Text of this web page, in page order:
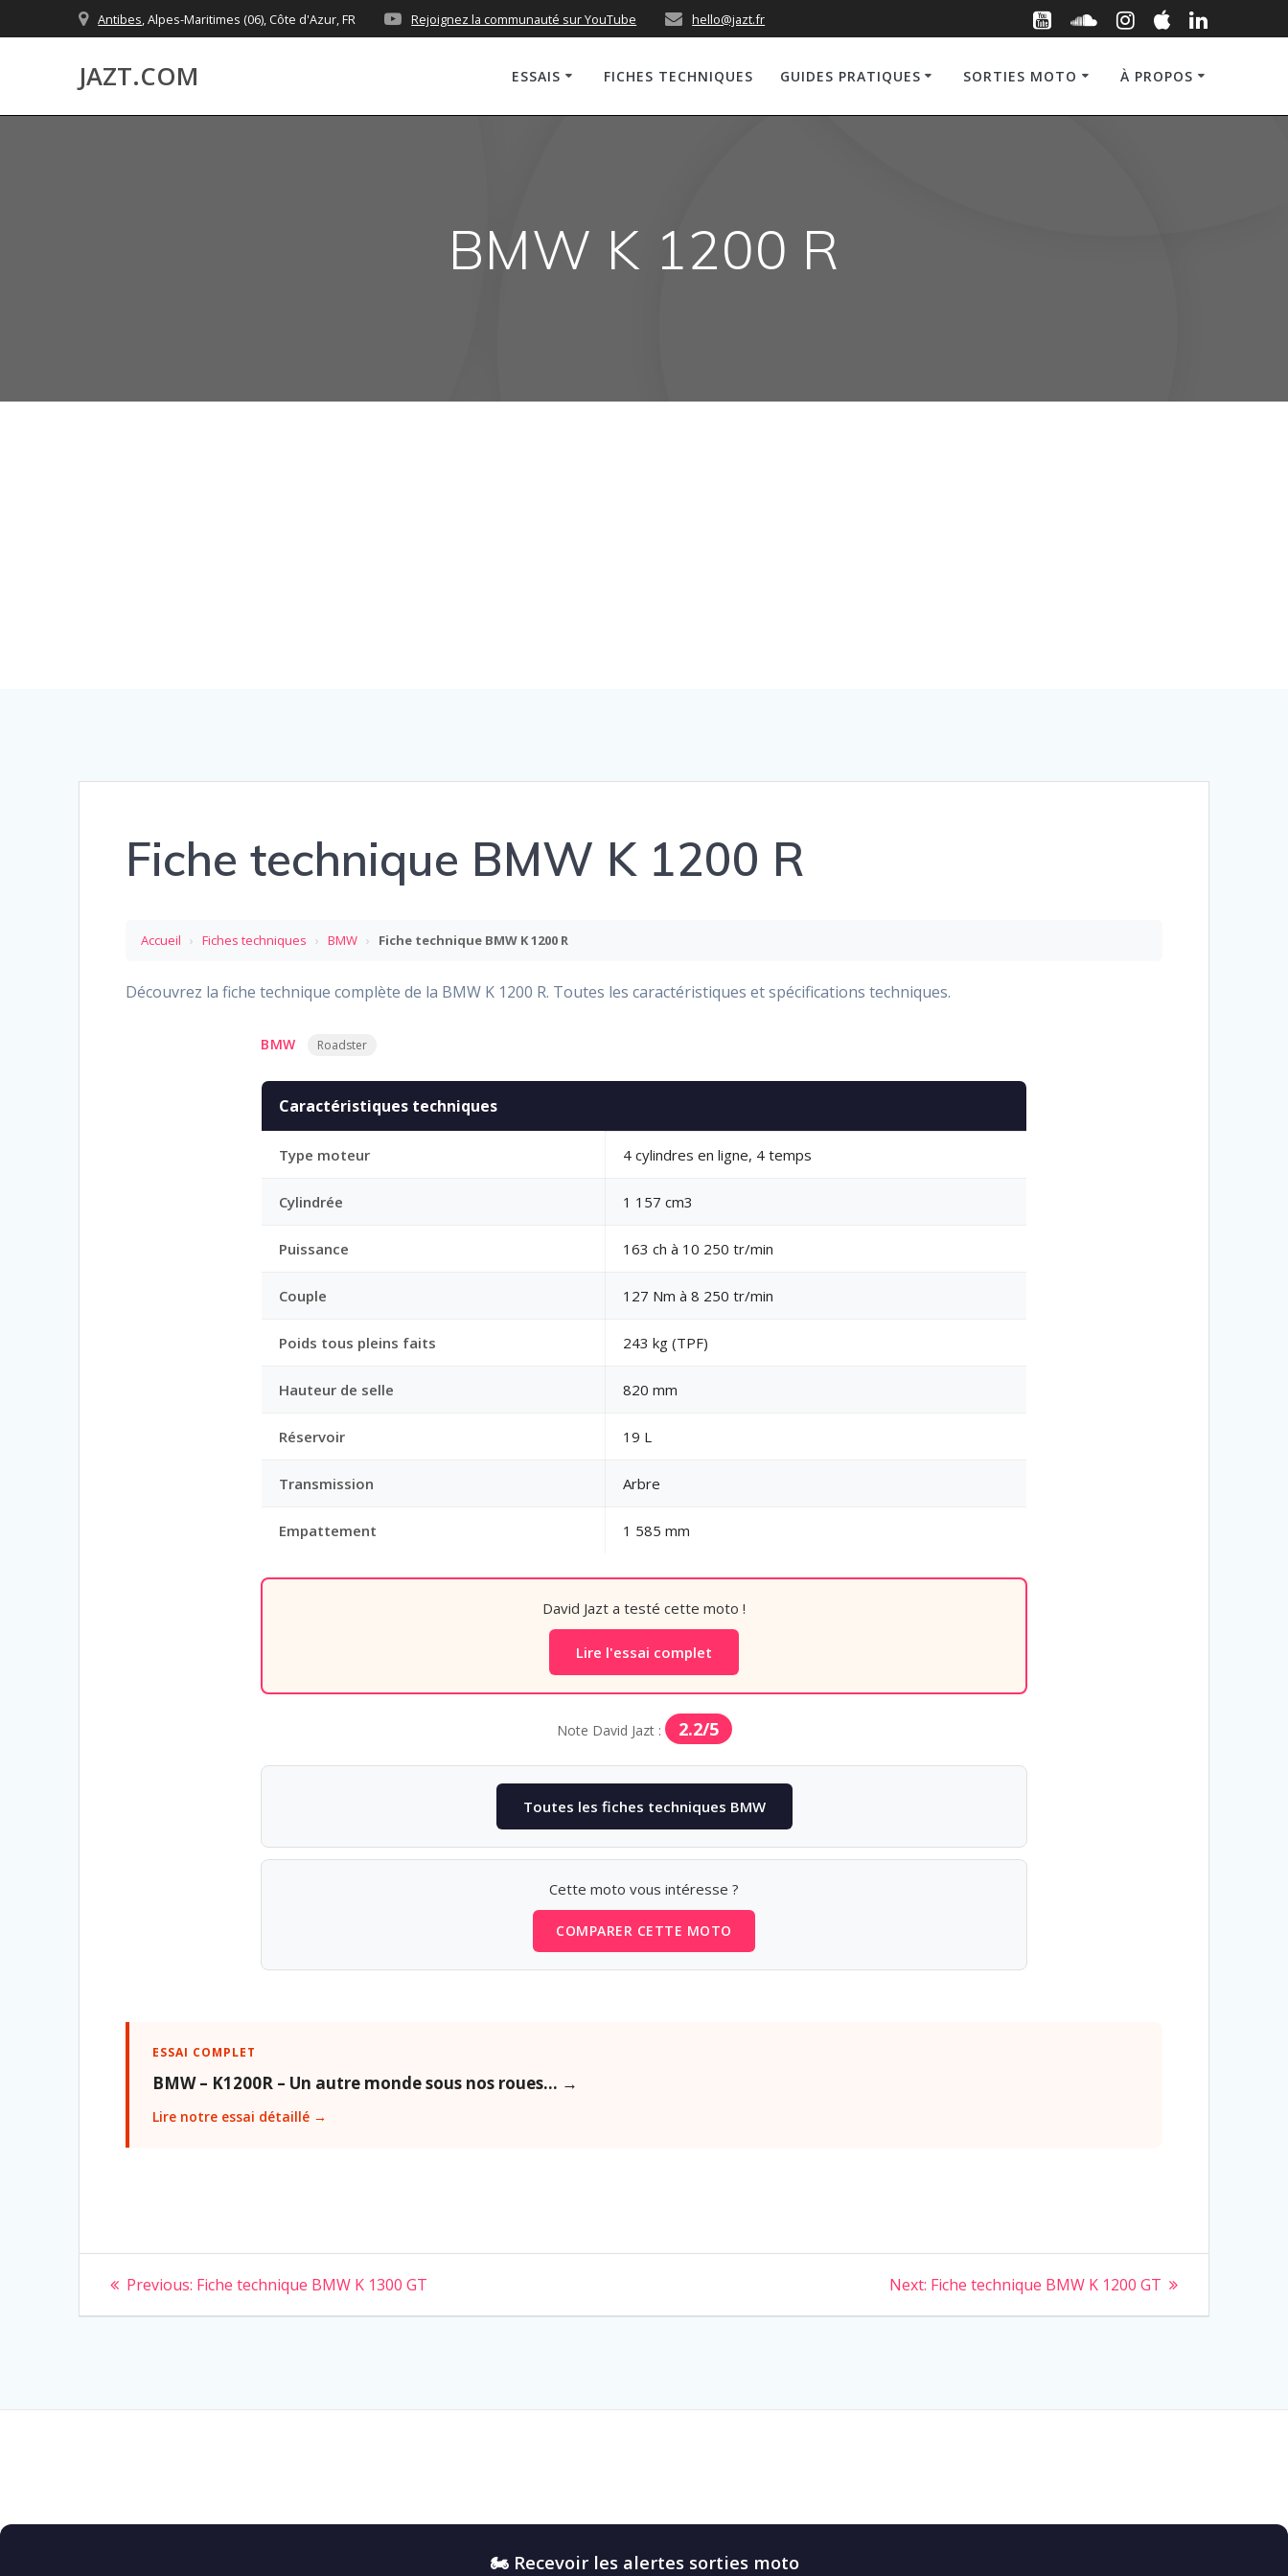
to
Antibes, Alpes-Maritimes (06), Côte d'Azur, FR Rejoignez la communauté sur YouTube hello@jazt.fr
JAZT.COM ESSAIS FICHES TECHNIQUES GUIDES PRATIQUES SORTIES MOTO À PROPOS
BMW K 1200 R
Fiche technique BMW K 1200 R
Accueil › Fiches techniques › BMW › Fiche technique BMW K 1200 R
Découvrez la fiche technique complète de la BMW K 1200 R. Toutes les caractéristiques et spécifications techniques.
BMW Roadster
Caractéristiques techniques
Type moteur 4 cylindres en ligne, 4 temps
Cylindrée 1 157 cm3
Puissance 163 ch à 10 250 tr/min
Couple 127 Nm à 8 250 tr/min
Poids tous pleins faits 243 kg (TPF)
Hauteur de selle 820 mm
Réservoir 19 L
Transmission Arbre
Empattement 1 585 mm
David Jazt a testé cette moto !
Lire l'essai complet
Note David Jazt : 2.2/5
Toutes les fiches techniques BMW
Cette moto vous intéresse ?
COMPARER CETTE MOTO
ESSAI COMPLET
BMW – K1200R – Un autre monde sous nos roues… →
Lire notre essai détaillé →
Navigation
de
Previous: Previous
Fiche technique BMW K 1300 GT Next: Next
Fiche technique BMW K 1200 GT
🏍️ Recevoir les alertes sorties moto